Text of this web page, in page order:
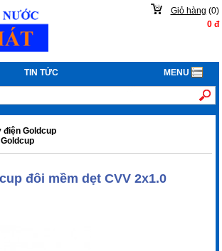
Giỏ hàng (0)
0đ
TIN TỨC MENU
điện Goldcup
đôi mềm dẹt CVV 2x1.0